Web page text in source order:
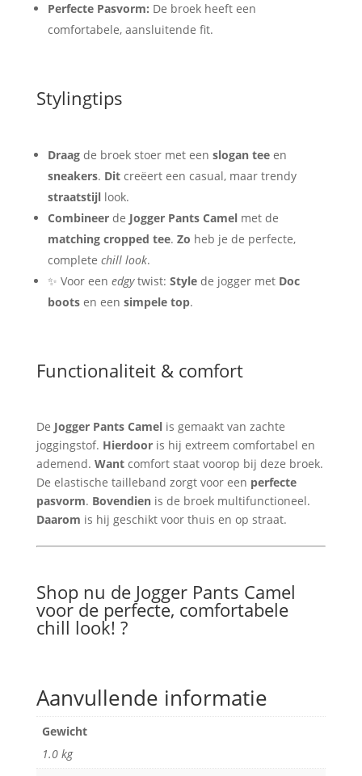
Perfecte Pasvorm: De broek heeft een
comfortabele, aansluitende fit.
Stylingtips
Draagde broek stoer met een slogan teeen
sneakers. Ditcreëert een casual, maar trendy
straatstijllook.
Combineerde Jogger Pants Camelmet de
matching cropped tee. Zo heb je de perfecte,
complete chill look.
✨ Voor een edgytwist: Stylede jogger met Doc
bootsen een simpele top.
Functionaliteit & comfort
De Jogger Pants Camelis gemaakt van zachte
joggingstof. Hierdooris hij extreem comfortabel en
ademend. Wantcomfort staat voorop bij deze broek.
De elastische tailleband zorgt voor een perfecte
pasvorm. Bovendienis de broek multifunctioneel.
Daarom is hij geschikt voor thuis en op straat.
Shop nu de Jogger Pants Camel
voor de perfecte, comfortabele
chill look! ?
Aanvullende informatie
Gewicht
1.0 kg